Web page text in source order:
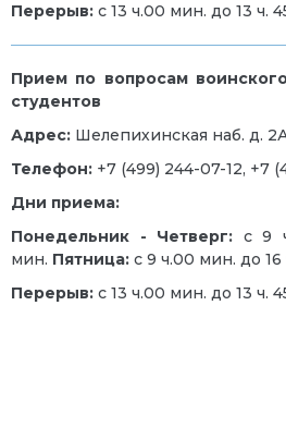
Перерыв: с 13 ч.00 мин. до 13 ч.
Прием по вопросам
студентов
Адрес: Шелепихинская наб. д.
Телефон: +7 (499) 244-07-12, +7
Дни приема:
Понедельник - Четверг: с 9
мин. Пятница: с 9 ч.00 мин. до 16
Перерыв: с 13 ч.00 мин. до 13 ч.